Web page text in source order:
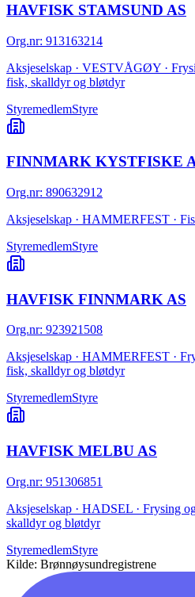
HAVFISK STAMSUND AS
Org.nr: 913163214
Aksjeselskap · VESTVÅGØY ·
fisk, skalldyr og bløtdyr
StyremedlemStyre
FINNMARK KYSTFISKE
Org.nr: 890632912
Aksjeselskap · HAMMERFEST ·
StyremedlemStyre
HAVFISK FINNMARK AS
Org.nr: 923921508
Aksjeselskap · HAMMERFEST ·
fisk, skalldyr og bløtdyr
StyremedlemStyre
HAVFISK MELBU AS
Org.nr: 951306851
Aksjeselskap · HADSEL · Frysing
skalldyr og bløtdyr
StyremedlemStyre
Kilde: Brønnøysundregistrene